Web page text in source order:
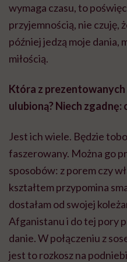
wymaga czasu, to
przyjemnością, nie czuję,
później jedzą moje dania,
miłością.
Która z
ulubioną? Niech zgadnę:
Jest ich wiele. Będzie
faszerowany. Można go
sposobów: z porem czy
kształtem przypomina
dostałam od swojej
Afganistanu i do tej pory
danie. W połączeniu z
jest to rozkosz na